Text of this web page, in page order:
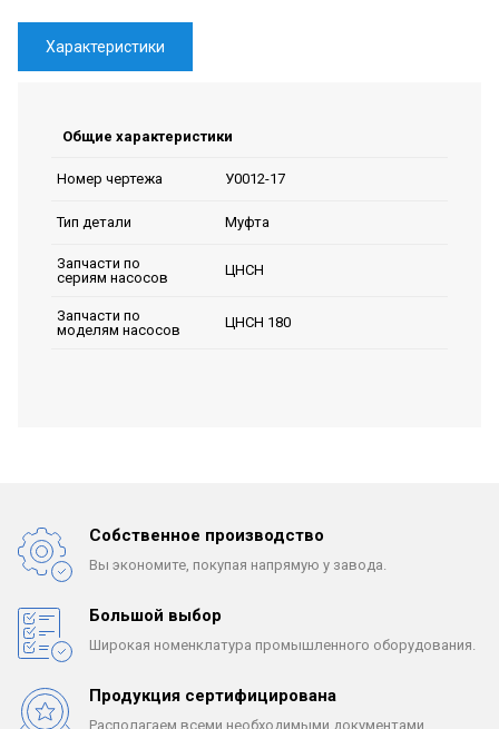
Характеристики
Общие характеристики
Номер чертежа У0012-17
Тип детали Муфта
Запчасти по
сериям насосов
ЦНСН
Запчасти по
моделям насосов
ЦНСН 180
Собственное производство
Вы экономите, покупая напрямую у завода.
Большой выбор
Широкая номенклатура промышленного оборудования.
Продукция сертифицирована
Располагаем всеми необходимыми документами.